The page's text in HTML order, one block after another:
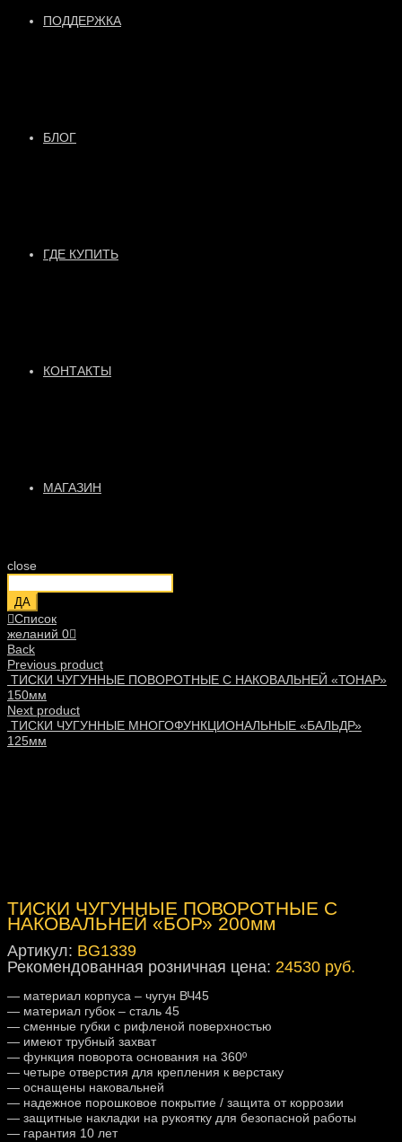
ПОДДЕРЖКА
БЛОГ
ГДЕ КУПИТЬ
КОНТАКТЫ
МАГАЗИН
close
ДА
Список
желаний 0
Back
Previous product
ТИСКИ ЧУГУННЫЕ ПОВОРОТНЫЕ С НАКОВАЛЬНЕЙ «ТОНАР»
150мм
Next product
ТИСКИ ЧУГУННЫЕ МНОГОФУНКЦИОНАЛЬНЫЕ «БАЛЬДР»
125мм
ТИСКИ ЧУГУННЫЕ ПОВОРОТНЫЕ С
НАКОВАЛЬНЕЙ «БОР» 200мм
Артикул: BG1339
Рекомендованная розничная цена: 24530 руб.
— материал корпуса – чугун ВЧ45
— материал губок – сталь 45
— сменные губки с рифленой поверхностью
— имеют трубный захват
— функция поворота основания на 360º
— четыре отверстия для крепления к верстаку
— оснащены наковальней
— надежное порошковое покрытие / защита от коррозии
— защитные накладки на рукоятку для безопасной работы
— гарантия 10 лет